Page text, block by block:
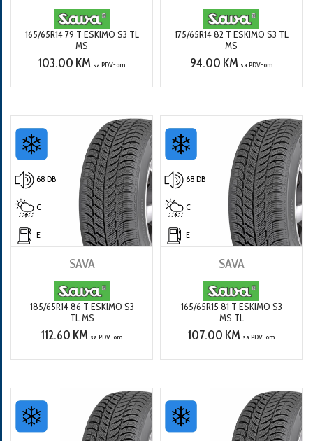
165/65R14 79 T ESKIMO S3 TL
MS
103.00 KM sa PDV-om
175/65R14 82 T ESKIMO S3 TL
MS
94.00 KM sa PDV-om
68 DB
C
E
SAVA
185/65R14 86 T ESKIMO S3
TL MS
112.60 KM sa PDV-om
68 DB
C
E
SAVA
165/65R15 81 T ESKIMO S3
MS TL
107.00 KM sa PDV-om